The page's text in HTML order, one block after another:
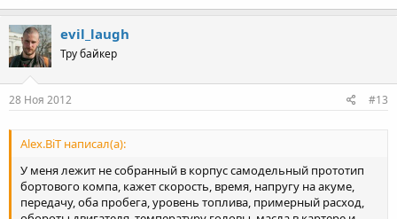
evil_laugh
Тру байкер
28 Ноя 2012 #13
Alex.BiT написал(а):
У меня лежит не собранный в корпус самодельный прототип
бортового компа, кажет скорость, время, напругу на акуме,
передачу, оба пробега, уровень топлива, примерный расход,